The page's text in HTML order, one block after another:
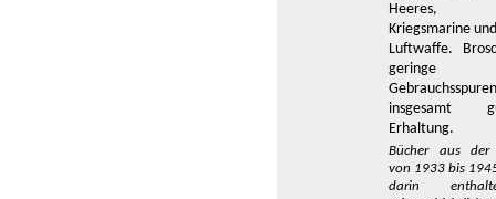
Heeres,
Kriegsmarine
Luftwaffe.
geringe
insgesamt
Erhaltung.
Bücher aus der
von 1933 bis
darin